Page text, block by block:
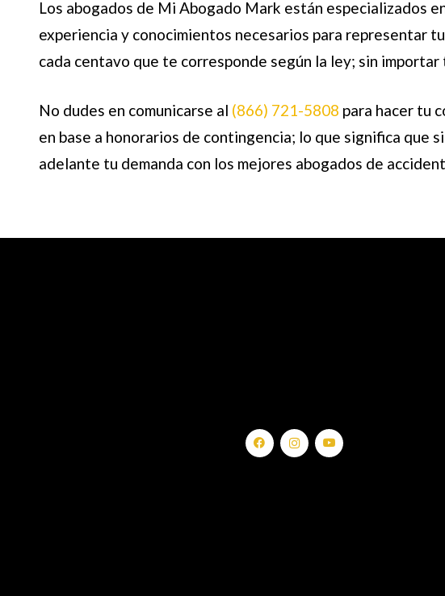
Los abogados de Mi Abogado Mark están especializados
experiencia y conocimientos necesarios para representar
cada centavo que te corresponde según la ley; sin
No dudes en comunicarse al (866) 721-5808 para hacer tu
en base a honorarios de contingencia; lo que significa que
adelante tu demanda con los mejores abogados de